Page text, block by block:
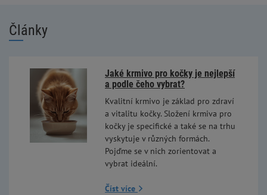
Články
Jaké krmivo pro kočky je nejlepší
a podle čeho vybrat?
Kvalitní krmivo je základ pro zdraví
a vitalitu kočky. Složení krmiva pro
kočky je specifické a také se na trhu
vyskytuje v různých formách.
Pojďme se v nich zorientovat a
vybrat ideální.
Číst více